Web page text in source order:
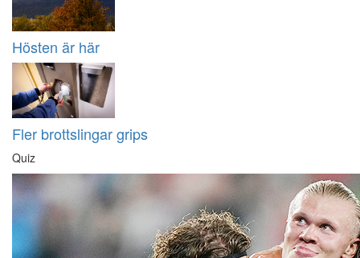
Hösten är här
Fler brottslingar grips
Quiz